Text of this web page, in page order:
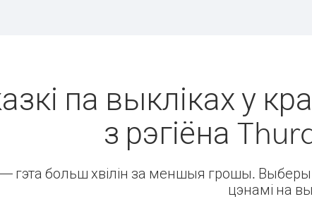
па выкліках у
з рэгіёна
гэта больш хвілін за меншыя грошы.
цэнамі на